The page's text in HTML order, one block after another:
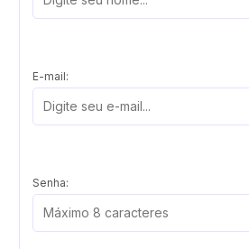
E-mail:
Senha: